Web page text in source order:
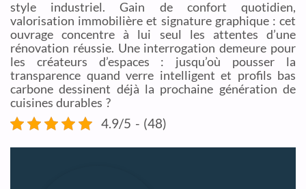
style industriel. Gain de confort quotidien,
valorisation immobilière et signature graphique : cet
ouvrage concentre à lui seul les attentes d’une
rénovation réussie. Une interrogation demeure pour
les créateurs d’espaces : jusqu’où pousser la
transparence quand verre intelligent et profils bas
carbone dessinent déjà la prochaine génération de
cuisines durables ?
4.9/5 - (48)